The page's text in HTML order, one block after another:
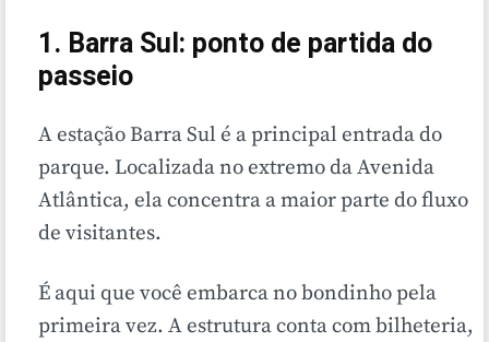
1. Barra Sul: ponto de partida do
passeio
A estação Barra Sul é a principal entrada do
parque. Localizada no extremo da Avenida
Atlântica, ela concentra a maior parte do fluxo
de visitantes.
É aqui que você embarca no bondinho pela
primeira vez. A estrutura conta com bilheteria,